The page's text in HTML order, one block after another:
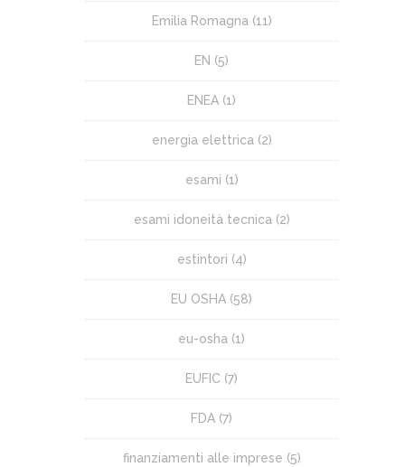
Emilia Romagna(11)
EN (5)
ENEA (1)
energia elettrica(2)
esami (1)
esami idoneità tecnica(2)
estintori (4)
EU OSHA (58)
eu-osha (1)
EUFIC (7)
FDA (7)
finanziamenti alle imprese (5)